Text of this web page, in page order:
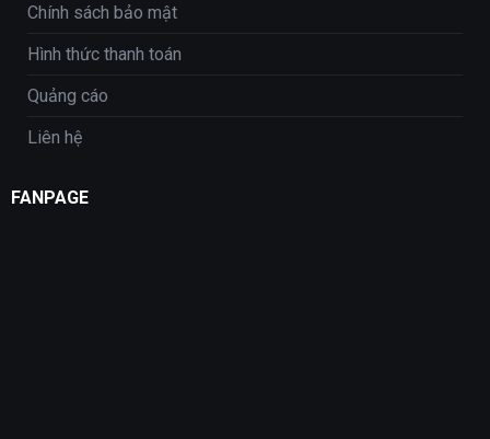
Chính sách bảo mật
Hình thức thanh toán
Quảng cáo
Liên hệ
FANPAGE